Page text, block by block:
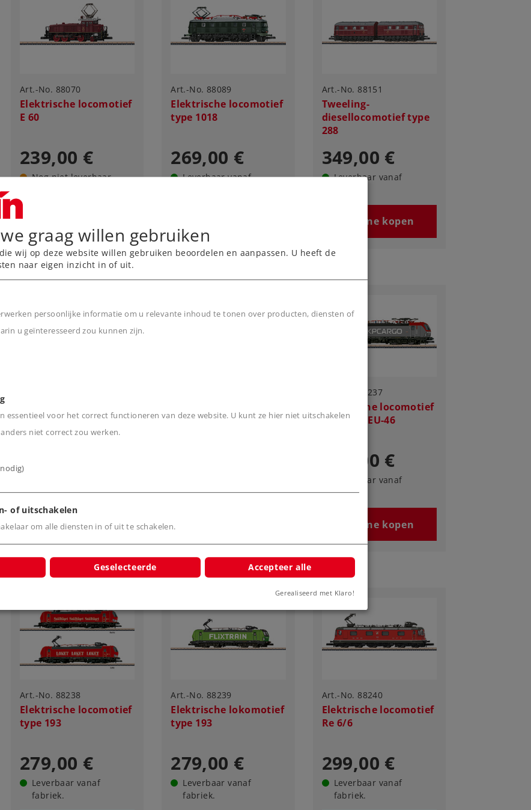
Art.-No. 88070
Elektrische locomotief
E 60
239,00 €
Nog niet leverbaar.
Art.-No. 88089
Elektrische locomotief
type 1018
269,00 €
Leverbaar vanaf
Art.-No. 88151
Tweeling-
diesellocomotief type
288
349,00 €
Leverbaar vanaf
Online kopen
type 193
279,00 €
fabriek.
Online kopen
type 475
fabriek.
Art.-No. 88237
Elektrische locomotief
type 370/EU-46
279,00 €
Leverbaar vanaf
fabriek.
Online kopen
Art.-No. 88238
Elektrische locomotief
type 193
279,00 €
Leverbaar vanaf
fabriek.
Art.-No. 88239
Elektrische lokomotief
type 193
279,00 €
Leverbaar vanaf
fabriek.
Art.-No. 88240
Elektrische locomotief
Re 6/6
299,00 €
Leverbaar vanaf
fabriek.
graag willen gebruiken
wij op deze website willen gebruiken beoordelen en aanpassen. U heeft de
naar eigen inzicht in of uit.
persoonlijke informatie om u relevante inhoud te tonen over producten, diensten of
u geïnteresseerd zou kunnen zijn.
essentieel voor het correct functioneren van deze website. U kunt ze hier niet uitschakelen
niet correct zou werken.
of uitschakelen
om alle diensten in of uit te schakelen.
Geselecteerde Accepteer alle
Gerealiseerd met Klaro!